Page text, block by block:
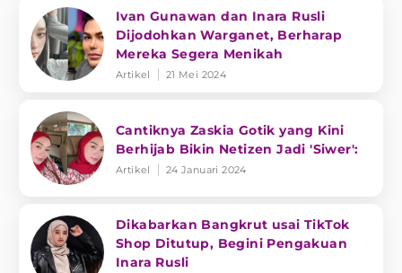
Ivan Gunawan dan Inara Rusli
Dijodohkan Warganet, Berharap
Mereka Segera Menikah
Artikel 21 Mei 2024
Cantiknya Zaskia Gotik yang Kini
Berhijab Bikin Netizen Jadi 'Siwer':
Artikel 24 Januari 2024
Dikabarkan Bangkrut usai TikTok
Shop Ditutup, Begini Pengakuan
Inara Rusli